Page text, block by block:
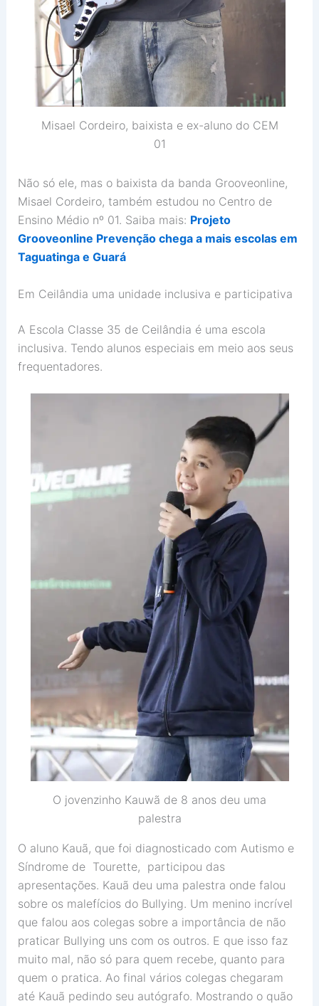
Misael Cordeiro, baixista e ex-aluno do CEM
01
Não só ele, mas o baixista da banda Grooveonline,
Misael Cordeiro, também estudou no Centro de
Ensino Médio nº 01. Saiba mais: Projeto
Grooveonline Prevenção chega a mais escolas em
Taguatinga e Guará
Em Ceilândia uma unidade inclusiva e participativa
A Escola Classe 35 de Ceilândia é uma escola
inclusiva. Tendo alunos especiais em meio aos seus
frequentadores.
O jovenzinho Kauwã de 8 anos deu uma
palestra
O aluno Kauã, que foi diagnosticado com Autismo e
Síndrome de Tourette, participou das
apresentações. Kauã deu uma palestra onde falou
sobre os malefícios do Bullying. Um menino incrível
que falou aos colegas sobre a importância de não
praticar Bullying uns com os outros. E que isso faz
muito mal, não só para quem recebe, quanto para
quem o pratica. Ao final vários colegas chegaram
até Kauã pedindo seu autógrafo. Mostrando o quão